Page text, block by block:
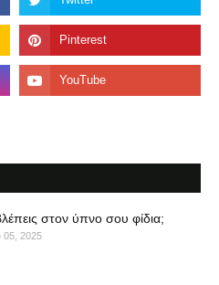
στον ύπνο σου φίδια;
05, 2025